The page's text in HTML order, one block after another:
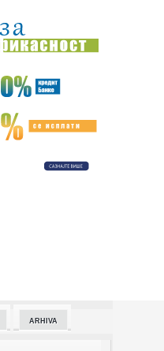
Kraljevića Marka, nema
za Novosađane
tima Beograda u otvorenom
- Zrenjanin - Novi Sad
колач са ...
ARHIVA